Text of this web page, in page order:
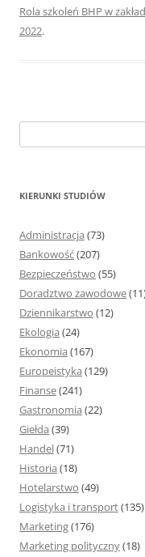
Rola szkoleń BHP w
2022.
z
KIERUNKI STUDIÓW
Administracja (73)
Bankowość(207)
Bezpieczeństwo (55)
Doradztwo zawodowe
Dziennikarstwo (12)
Ekologia (24)
Ekonomia (167)
Europeistyka (129)
Finanse(241)
Gastronomia (22)
Giełda (39)
Handel(71)
Historia (18)
Hotelarstwo (49)
Logistyka i transport(135)
Marketing(176)
Marketing polityczny(18)